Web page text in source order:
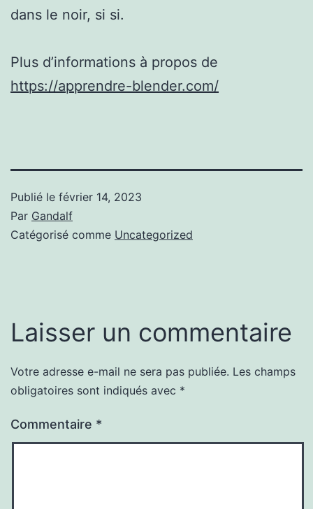
dans le noir, si si.
Plus d’informations à propos de
https://apprendre-blender.com/
Publié le février 14, 2023
Par Gandalf
Catégorisé comme Uncategorized
Laisser un commentaire
Votre adresse e-mail ne sera pas publiée. Les champs
obligatoires sont indiqués avec *
Commentaire *